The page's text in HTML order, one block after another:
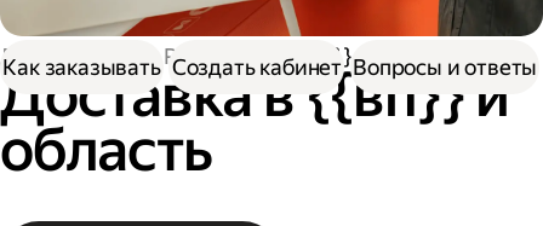
Доставка По России В {{вп}}
Доставка в {{вп}} и
область
Как заказывать Создать кабинет Вопросы и ответы